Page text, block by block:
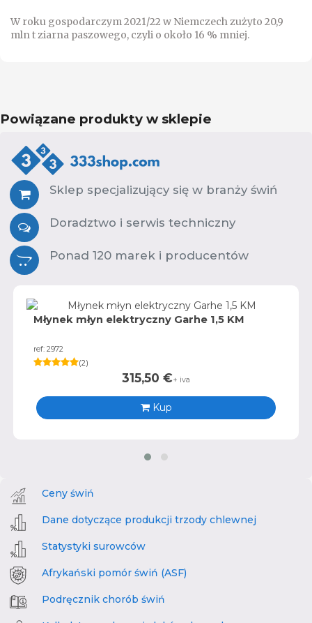
W roku gospodarczym 2021/22 w Niemczech zużyto 20,9
mln t ziarna paszowego, czyli o około 16 % mniej.
Powiązane produkty w sklepie
Sklep specjalizujący się w branży świń
Doradztwo i serwis techniczny
Ponad 120 marek i producentów
Młynek młyn elektryczny Garhe 1,5 KM
ref: 2972
(2)
315,50 €+ iva
Kup
Ceny świń
Dane dotyczące produkcji trzody chlewnej
Statystyki surowców
Afrykański pomór świń (ASF)
Podręcznik chorób świń